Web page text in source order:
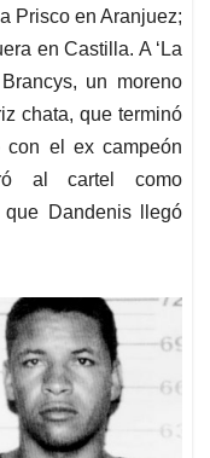
Prisco en Aranjuez;
en Castilla. A ‘La
un moreno
chata, que terminó
con el ex campeón
al cartel como
que Dandenis llegó